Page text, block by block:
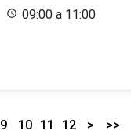
09:00 a 11:00
9 10 11 12 > >>